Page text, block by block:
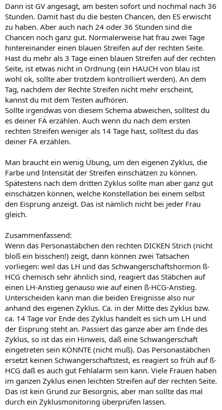
Dann ist GV angesagt, am besten sofort und nochmal nach 36
Stunden. Damit hast du die besten Chancen, den ES erwischt
zu haben. Aber auch nach 24 oder 36 Stunden sind die
Chancen noch ganz gut. Normalerweise hat frau zwei Tage
hintereinander einen blauen Streifen auf der rechten Seite.
Hast du mehr als 3 Tage einen blauen Streifen auf der rechten
Seite, ist etwas nicht in Ordnung (ein HAUCH von blau ist
wohl ok, sollte aber trotzdem kontrolliert werden). An dem
Tag, nachdem der Rechte Streifen nicht mehr erscheint,
kannst du mit dem Testen aufhören.
Sollte irgendwas von diesem Schema abweichen, solltest du
es deiner FÄ erzählen. Auch wenn du nach dem ersten
rechten Streifen weniger als 14 Tage hast, solltest du das
deiner FA erzählen.
Man braucht ein wenig Übung, um den eigenen Zyklus, die
Farbe und Intensität der Streifen einschätzen zu können.
Spätestens nach dem dritten Zyklus sollte man aber ganz gut
einschätzen können, welche Konstellation bei einem selbst
den Eisprung anzeigt. Das ist nämlich nicht bei jeder Frau
gleich.
Zusammenfassend:
Wenn das Personastäbchen den rechten DICKEN Strich (nicht
bloß ein bisschen!) zeigt, dann können zwei Tatsachen
vorliegen: weil das LH und das Schwangerschaftshormon ß-
HCG chemisch sehr ähnlich sind, reagiert das Stäbchen auf
einen LH-Anstieg genauso wie auf einen ß-HCG-Anstieg.
Unterscheiden kann man die beiden Ereignisse also nur
anhand des eigenen Zyklus. Ca. in der Mitte des Zyklus bzw.
ca. 14 Tage vor Ende des Zyklus handelt es sich um LH und
der Eisprung steht an. Passiert das ganze aber am Ende des
Zyklus, so ist das ein Hinweis, daß eine Schwangerschaft
eingetreten sein KÖNNTE (nicht muß). Das Personastäbchen
ersetzt keinen Schwangerschaftstest, es reagiert so früh auf ß-
HCG daß es auch gut Fehlalarm sein kann. Viele Frauen haben
im ganzen Zyklus einen leichten Streifen auf der rechten Seite.
Das ist kein Grund zur Besorgnis, aber man sollte das mal
durch ein Zyklusmonitoring überprüfen lassen.